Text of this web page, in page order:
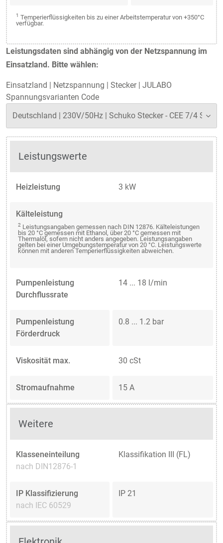
1 Temperierflüssigkeiten bis zu einer Arbeitstemperatur von +350°C
verfügbar.
Leistungsdaten sind abhängig von der Netzspannung im
Einsatzland. Bitte wählen:
Einsatzland | Netzspannung | Stecker| JULABO
Spannungsvarianten Code
Leistungswerte
Heizleistung 3 kW
Kälteleistung
2 Leistungsangaben gemessen nach DIN 12876. Kälteleistungen
bis 20 °C gemessen mit Ethanol, über 20 °C gemessen mit
Thermalöl, sofern nicht anders angegeben. Leistungsangaben
gelten bei einer Umgebungstemperatur von 20 °C. Leistungswerte
können mit anderen Temperierflüssigkeiten abweichen.
Pumpenleistung
Durchflussrate
14 ... 18 l/min
Pumpenleistung
Förderdruck
0.8 ... 1.2 bar
Viskosität max. 30 cSt
Stromaufnahme 15 A
Weitere
Klasseneinteilung
nach DIN12876-1
Klassifikation III (FL)
IP Klassifizierung
nach IEC 60529
IP 21